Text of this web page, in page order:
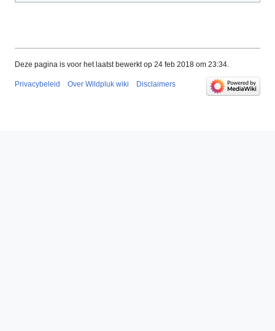
Deze pagina is voor het laatst bewerkt op 24 feb 2018 om 23:34.
Privacybeleid Over Wildpluk wiki Disclaimers